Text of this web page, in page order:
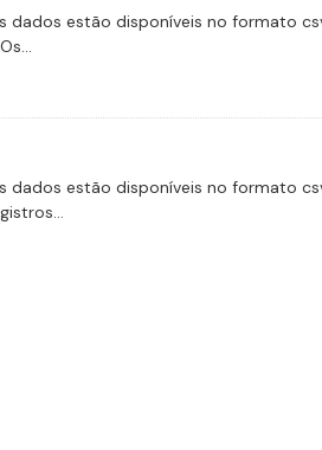
estão disponíveis no formato
dados estão disponíveis no formato